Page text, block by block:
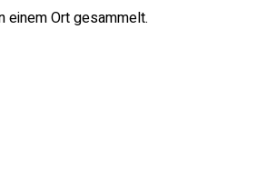
einem Ort gesammelt.